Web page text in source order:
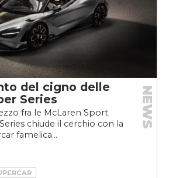
del cigno delle
Series
fra le McLaren Sport
chiude il cerchio con la
famelica...
NEWS